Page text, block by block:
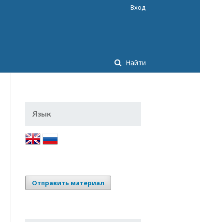
Найти
Вход
Язык
Отправить материал